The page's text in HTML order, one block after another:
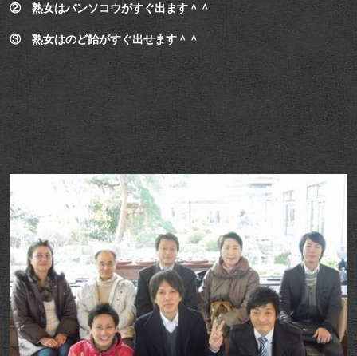
② 熟女はバンソコウがすぐ出ます＾＾
③ 熟女はのど飴がすぐ出せます＾＾